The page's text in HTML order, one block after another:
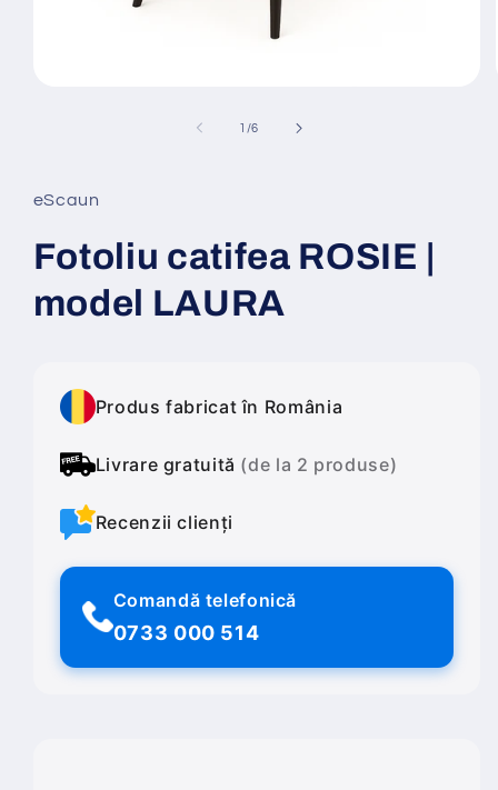
fereastră
modală
1 /din
6
eScaun
Fotoliu catifea ROSIE |
model LAURA
Produs fabricat în România
Livrare gratuită (de la 2 produse)
Recenzii clienți
Comandă telefonică
0733 000 514